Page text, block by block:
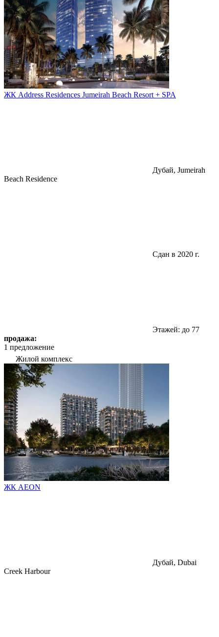
ЖК Address Residences Jumeirah Beach Resort + SPA
Дубай, Jumeirah
Beach Residence
Сдан в 2020 г.
Этажей: до 77
продажа:
1 предложение
Жилой комплекс
ЖК AEON
Дубай, Dubai
Creek Harbour